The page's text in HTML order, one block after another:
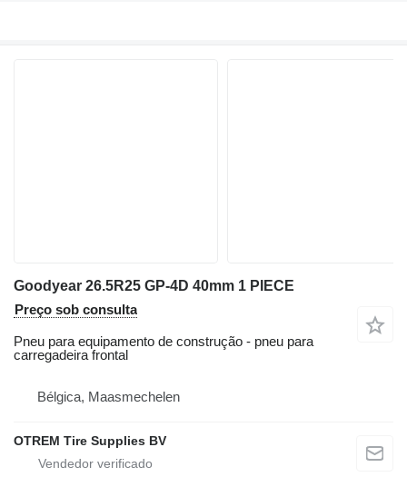
Goodyear 26.5R25 GP-4D 40mm 1 PIECE
Preço sob consulta
Pneu para equipamento de construção - pneu para
carregadeira frontal
Bélgica, Maasmechelen
OTREM Tire Supplies BV